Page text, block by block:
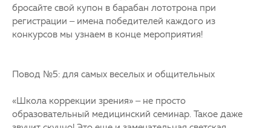
бросайте свой купон в барабан лототрона при
регистрации – имена победителей каждого из
конкурсов мы узнаем в конце мероприятия!
Повод №5: для самых веселых и общительных
«Школа коррекции зрения» – не просто
образовательный медицинский семинар. Такое даже